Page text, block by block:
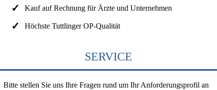
Kauf auf Rechnung für Ärzte und Unternehmen
Höchste Tuttlinger OP-Qualität
SERVICE
Bitte stellen Sie uns Ihre Fragen rund um Ihr Anforderungsprofil an